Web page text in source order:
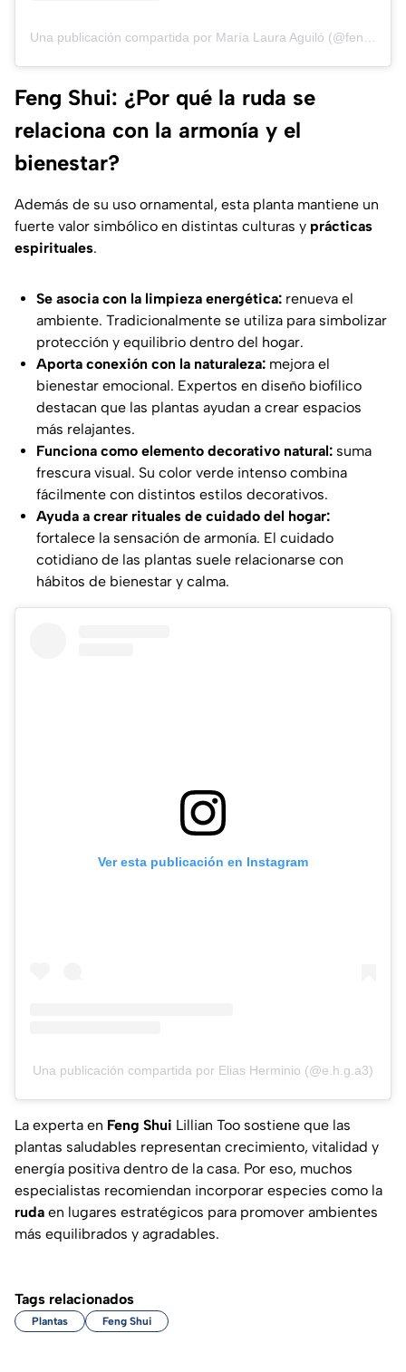
Feng Shui: ¿Por qué la ruda se
relaciona con la armonía y el
bienestar?
Además de su uso ornamental, esta planta mantiene un
fuerte valor simbólico en distintas culturas y prácticas
espirituales.
Se asocia con la limpieza energética: renueva el
ambiente. Tradicionalmente se utiliza para simbolizar
protección y equilibrio dentro del hogar.
Aporta conexión con la naturaleza: mejora el
bienestar emocional. Expertos en diseño biofílico
destacan que las plantas ayudan a crear espacios
más relajantes.
Funciona como elemento decorativo natural: suma
frescura visual. Su color verde intenso combina
fácilmente con distintos estilos decorativos.
Ayuda a crear rituales de cuidado del hogar:
fortalece la sensación de armonía. El cuidado
cotidiano de las plantas suele relacionarse con
hábitos de bienestar y calma.
Ver esta publicación en Instagram
Una publicación compartida por Elias Herminio (@e.h.g.a3)
La experta en Feng Shui Lillian Too sostiene que las
plantas saludables representan crecimiento, vitalidad y
energía positiva dentro de la casa. Por eso, muchos
especialistas recomiendan incorporar especies como la
ruda en lugares estratégicos para promover ambientes
más equilibrados y agradables.
Tags relacionados
Plantas Feng Shui